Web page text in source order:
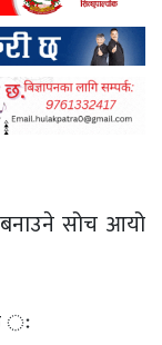
बनाउने सोच आयो
ः